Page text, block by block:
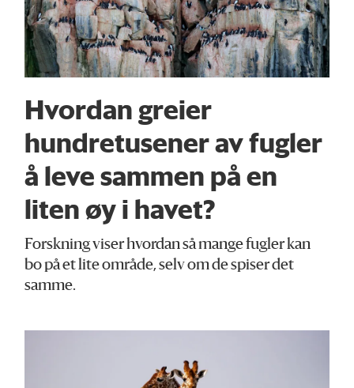
Hvordan greier
hundretusener av fugler
å leve sammen på en
liten øy i havet?
Forskning viser hvordan så mange fugler kan
bo på et lite område, selv om de spiser det
samme.